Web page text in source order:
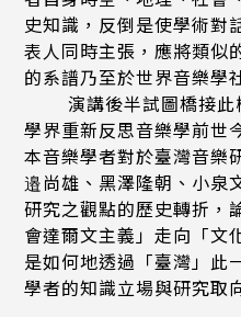
史知識，反倒是使學術對
表人同時主張，應將類似
的系譜乃至於世界音樂學
演講後半試圖橋接此
學界重新反思音樂學前世
本音樂學者對於臺灣音樂
邉尚雄、黑澤隆朝、小泉
研究之觀點的歷史轉折，
會達爾文主義」走向「文
是如何地透過「臺灣」此
學者的知識立場與研究取